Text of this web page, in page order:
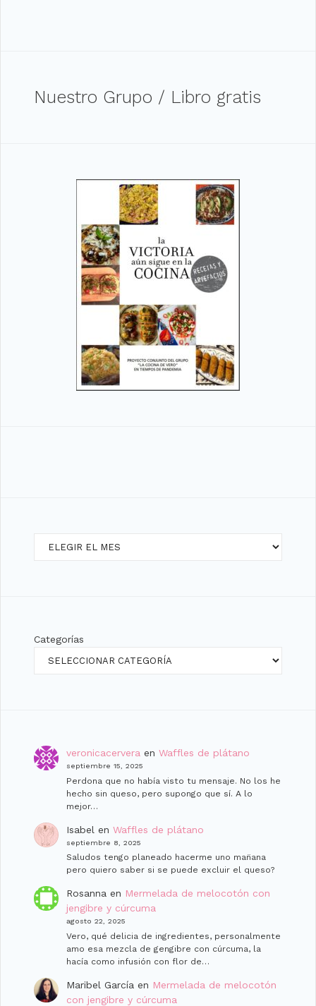
Nuestro Grupo / Libro gratis
Categorías
veronicacerveraen Waffles de plátano
septiembre 15, 2025
Perdona que no había visto tu mensaje. No los he
hecho sin queso, pero supongo que sí. A lo
mejor…
Isabel en Waffles de plátano
septiembre 8, 2025
Saludos tengo planeado hacerme uno man̈ana
pero quiero saber si se puede excluir el queso?
Rosanna en Mermelada de melocotón con
jengibre y cúrcuma
agosto 22, 2025
Vero, qué delicia de ingredientes, personalmente
amo esa mezcla de gengibre con cúrcuma, la
hacía como infusión con flor de…
Maribel García en Mermelada de melocotón
con jengibre y cúrcuma